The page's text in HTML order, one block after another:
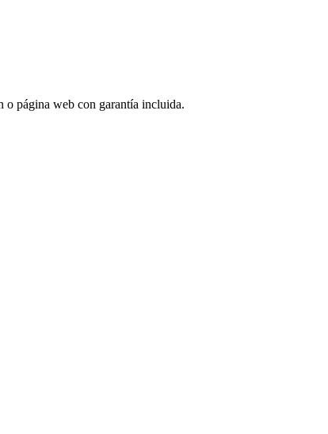
o página web con garantía incluida.